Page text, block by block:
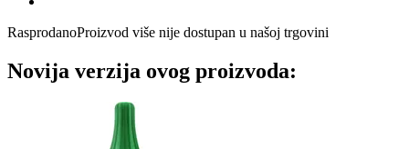
RasprodanoProizvod više nije dostupan u našoj trgovini
Novija verzija ovog proizvoda: